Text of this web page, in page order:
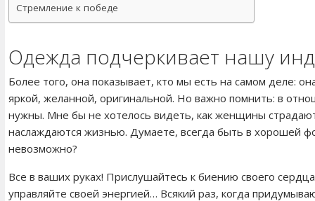
Стремление к победе
Одежда подчеркивает нашу
Более того, она показывает, кто мы есть на самом деле:
яркой, желанной, оригинальной. Но важно помнить: в
нужны. Мне бы не хотелось видеть, как женщины
наслаждаются жизнью. Думаете, всегда быть в хорошей
невозможно?
Все в ваших руках! Прислушайтесь к биению своего
управляйте своей энергией… Всякий раз, когда